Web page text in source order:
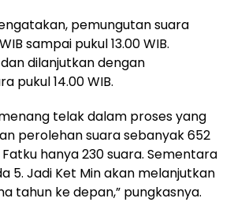
pemungutan suara
sampai pukul 13.00 WIB.
dilanjutkan dengan
pukul 14.00 WIB.
telak dalam proses yang
perolehan suara sebanyak 652
hanya 230 suara. Sementara
5. Jadi Ket Min akan melanjutkan
tahun ke depan,” pungkasnya.